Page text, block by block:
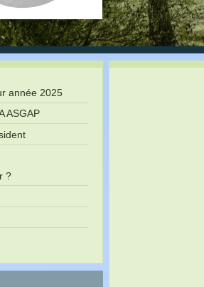
année 2025
ASGAP
?